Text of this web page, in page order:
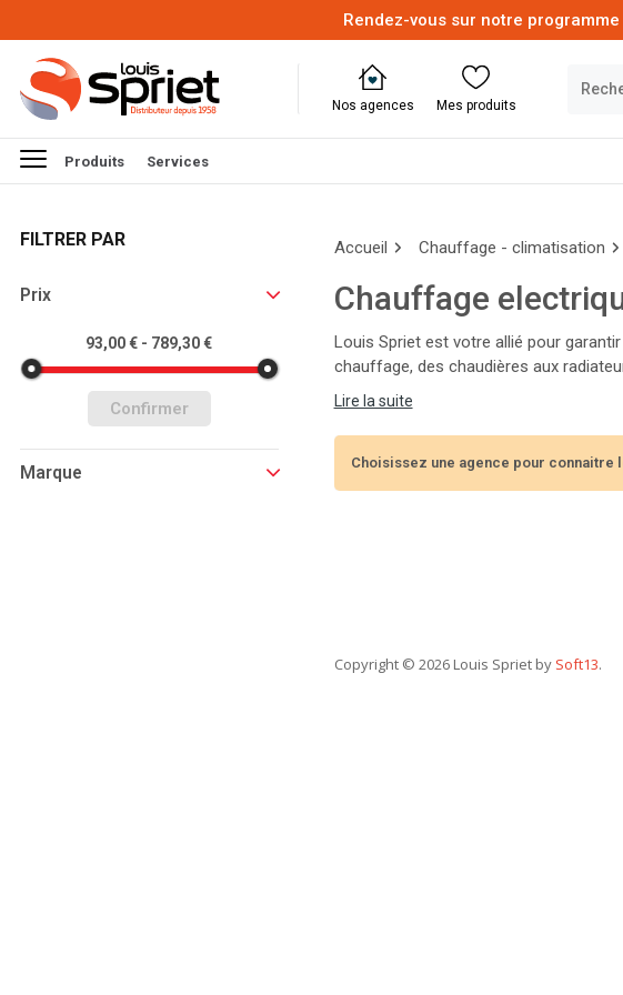
Rendez-vous sur notre
Nos agences Mes produits
Produits Services
FILTRER PAR
Prix
93,00 € - 789,30 €
Confirmer
Marque
Accueil Chauffage - climatisation
Chauffage
Louis Spriet est votre allié pour
chauffage, des chaudières aux
Nos experts vous aideront à choisir
l'année !
Lire la suite
Choisissez une agence pour connaitre
Copyright© 2026 Louis Spriet by Soft13.